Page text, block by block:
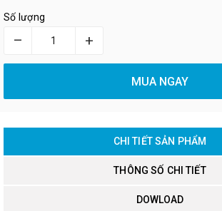
Số lượng
– +
MUA NGAY
CHI TIẾT SẢN PHẨM
THÔNG SỐ CHI TIẾT
DOWLOAD